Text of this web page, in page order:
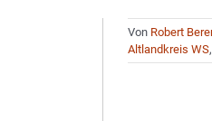
Von Robert
Altlandkreis WS,